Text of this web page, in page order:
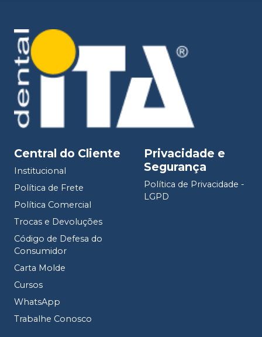
Central do Cliente
Institucional
Política de Frete
Política Comercial
Trocas e Devoluções
Código de Defesa do
Consumidor
Carta Molde
Cursos
WhatsApp
Trabalhe Conosco
Privacidade e
Segurança
Política de Privacidade -
LGPD